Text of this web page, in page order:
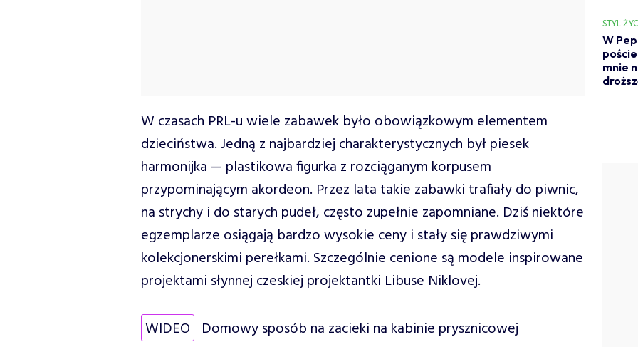
W czasach PRL-u wiele zabawek było obowiązkowym elementem
dzieciństwa. Jedną z najbardziej charakterystycznych był piesek
harmonijka — plastikowa figurka z rozciąganym korpusem
przypominającym akordeon. Przez lata takie zabawki trafiały do piwnic,
na strychy i do starych pudeł, często zupełnie zapomniane. Dziś niektóre
egzemplarze osiągają bardzo wysokie ceny i stały się prawdziwymi
kolekcjonerskimi perełkami. Szczególnie cenione są modele inspirowane
projektami słynnej czeskiej projektantki Libuse Niklovej.
WIDEO Domowy sposób na zacieki na kabinie prysznicowej
STYL
W
mnie